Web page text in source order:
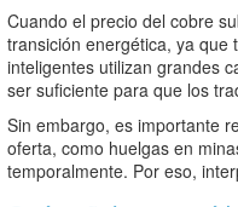
Cuando el precio del cobre
transición energética, ya que
inteligentes utilizan grandes
ser suficiente para que los
Sin embargo, es importante
oferta, como huelgas en
temporalmente. Por eso,